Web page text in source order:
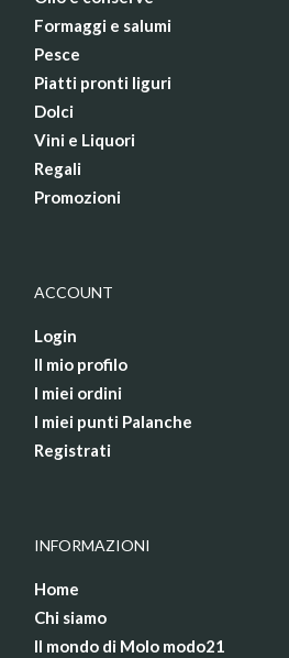
Formaggi e salumi
Pesce
Piatti pronti liguri
Dolci
Vini e Liquori
Regali
Promozioni
ACCOUNT
Login
Il mio profilo
I miei ordini
I miei punti Palanche
Registrati
INFORMAZIONI
Home
Chi siamo
Il mondo di Molo modo21